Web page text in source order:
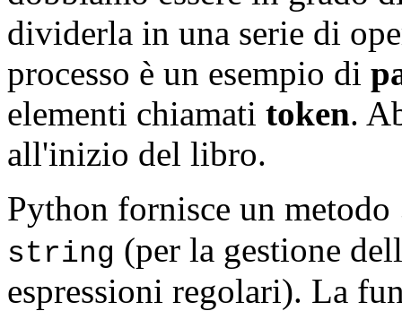
dividerla in una serie di
processo è un esempio di
elementi chiamati token.
all'inizio del libro.
Python fornisce un metodo
string (per la gestione
espressioni regolari). La